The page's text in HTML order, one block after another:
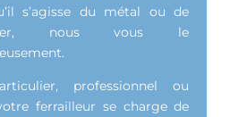
s’agisse du métal ou de
nous vous le
professionnel ou
ferrailleur se charge de